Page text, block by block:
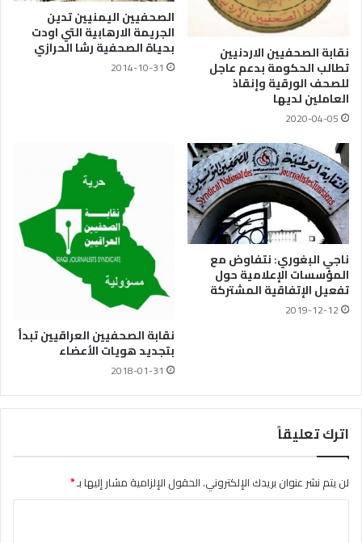
نقابة الصحفيين الاردنيين
تطالب الحكومة بدعم عاجل
للصحف الورقية وإنقاذ
العاملين لديها
2020-04-05
الصحفيين اليمنيين تدين
الجريمة الارهابية التي اودت
بحياة الصحفية رشا الحرازي
2014-10-31
ناجي البغوري: نتفاوض مع
المؤسسات الإعلامية حول
تفعيل الإتفاقية المشتركة
2019-12-12
نقابة الصحفيين العراقيين تبدأ
بتجديد هويات الأعضاء
2018-01-31
اترك تعليقاً
لن يتم نشر عنوان بريدك الإلكتروني.الحقول الإلزامية مشار إليها بـ*